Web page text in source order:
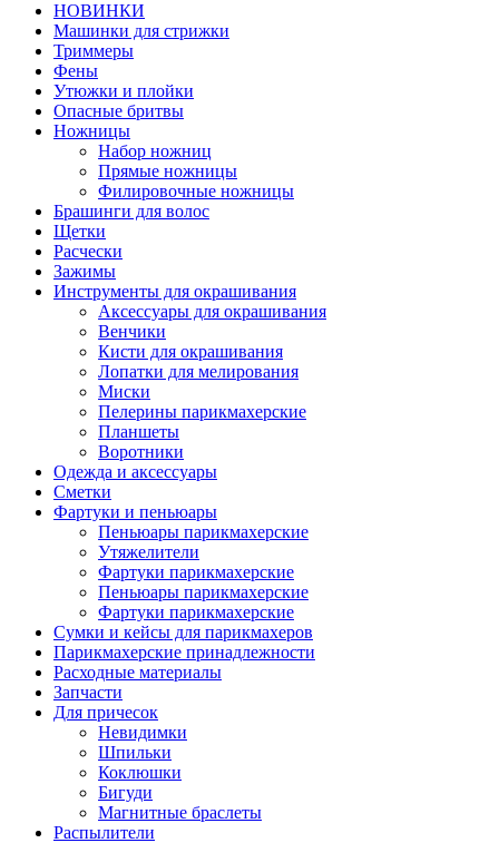
НОВИНКИ
Машинки для стрижки
Триммеры
Фены
Утюжки и плойки
Опасные бритвы
Ножницы
Набор ножниц
Прямые ножницы
Филировочные ножницы
Брашинги для волос
Щетки
Расчески
Зажимы
Инструменты для окрашивания
Аксессуары для окрашивания
Венчики
Кисти для окрашивания
Лопатки для мелирования
Миски
Пелерины парикмахерские
Планшеты
Воротники
Одежда и аксессуары
Сметки
Фартуки и пеньюары
Пеньюары парикмахерские
Утяжелители
Фартуки парикмахерские
Пеньюары парикмахерские
Фартуки парикмахерские
Сумки и кейсы для парикмахеров
Парикмахерские принадлежности
Расходные материалы
Запчасти
Для причесок
Невидимки
Шпильки
Коклюшки
Бигуди
Магнитные браслеты
Распылители